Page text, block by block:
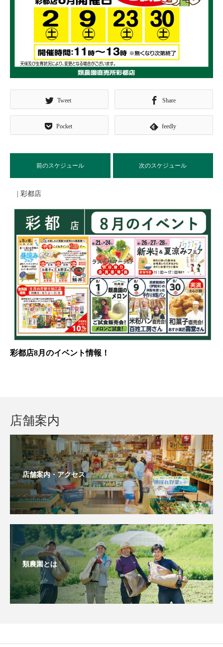
Tweet Share
Pocket feedly
前のスケジュール 次のスケジュール
| 彩都店
彩都店8月のイベント情報！
店舗案内
店舗案内・アクセス
類農園とは